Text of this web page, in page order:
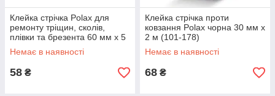
Клейка стрічка Polax для
ремонту тріщин, сколів,
плівки та брезента 60 мм х 5
м (101-151)
Немає в наявності
58 ₴
Клейка стрічка проти
ковзання Polax чорна 30 мм х
2 м (101-178)
Немає в наявності
68 ₴